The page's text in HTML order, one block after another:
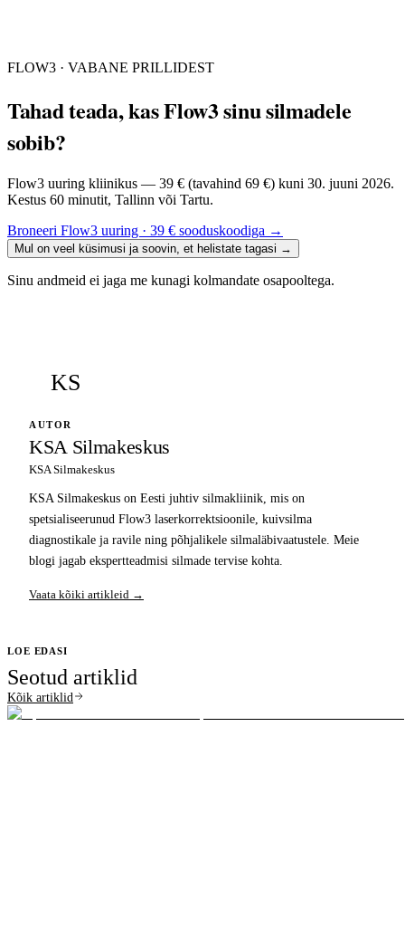
FLOW3 · VABANE PRILLIDEST
Tahad teada, kas Flow3 sinu silmadele
sobib?
Flow3 uuring kliinikus — 39 € (tavahind 69 €) kuni 30. juuni 2026.
Kestus 60 minutit, Tallinn või Tartu.
Broneeri Flow3 uuring · 39 € sooduskoodiga →
Mul on veel küsimusi ja soovin, et helistate tagasi →
Sinu andmeid ei jaga me kunagi kolmandate osapooltega.
KS
AUTOR
KSA Silmakeskus
KSA Silmakeskus
KSA Silmakeskus on Eesti juhtiv silmakliinik, mis on
spetsialiseerunud Flow3 laserkorrektsioonile, kuivsilma
diagnostikale ja ravile ning põhjalikele silmaläbivaatustele. Meie
blogi jagab ekspertteadmisi silmade tervise kohta.
Vaata kõiki artikleid →
LOE EDASI
Seotud artiklid
Kõik artiklid